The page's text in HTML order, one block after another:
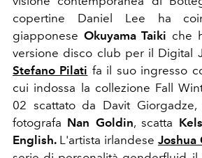
copertine
Daniel Lee ha
giapponese Okuyama Taiki che
versione disco club per il Digital
Stefano Pilati fa il suo ingresso
cui indossa la collezione Fall
02 scattato da Davit Giorgadze,
fotografa Nan Goldin, scatta
English. L'artista irlandese Joshua